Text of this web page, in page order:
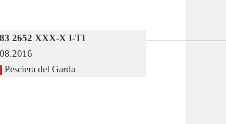
2652 XXX-X I-TI
Pesciera del Garda